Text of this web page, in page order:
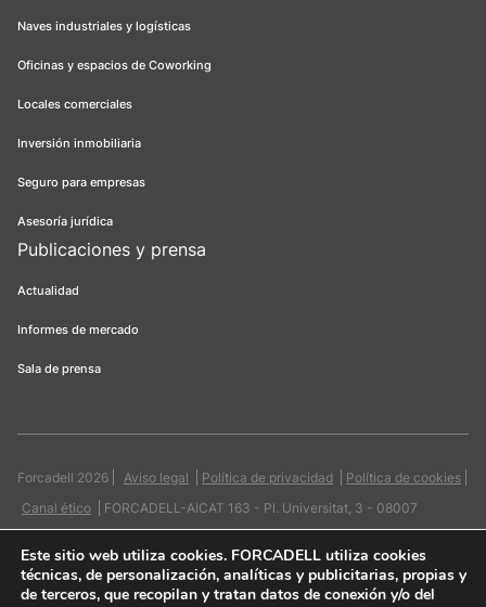
Naves industriales y logísticas
Oficinas y espacios de Coworking
Locales comerciales
Inversión inmobiliaria
Seguro para empresas
Asesoría jurídica
Publicaciones y prensa
Actualidad
Informes de mercado
Sala de prensa
Forcadell 2026 Aviso legal Política de privacidad
Política de cookies
Canal ético
FORCADELL-AICAT 163 - Pl. Universitat, 3 - 08007
Este sitio web utiliza cookies. FORCADELL utiliza cookies
técnicas, de personalización, analíticas y publicitarias, propias y
de terceros, que recopilan y tratan datos de conexión y/o del